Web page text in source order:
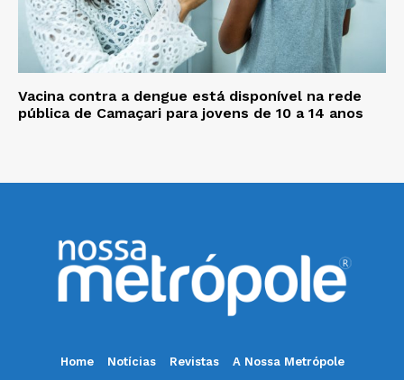
Vacina contra a dengue está disponível na rede
pública de Camaçari para jovens de 10 a 14 anos
Home Notícias Revistas A Nossa Metrópole